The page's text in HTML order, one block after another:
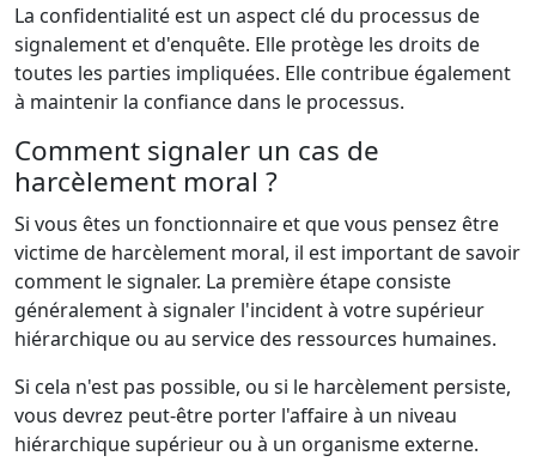
La confidentialité est un aspect clé du processus de
signalement et d'enquête. Elle protège les droits de
toutes les parties impliquées. Elle contribue également
à maintenir la confiance dans le processus.
Comment signaler un cas de
harcèlement moral ?
Si vous êtes un fonctionnaire et que vous pensez être
victime de harcèlement moral, il est important de savoir
comment le signaler. La première étape consiste
généralement à signaler l'incident à votre supérieur
hiérarchique ou au service des ressources humaines.
Si cela n'est pas possible, ou si le harcèlement persiste,
vous devrez peut-être porter l'affaire à un niveau
hiérarchique supérieur ou à un organisme externe.